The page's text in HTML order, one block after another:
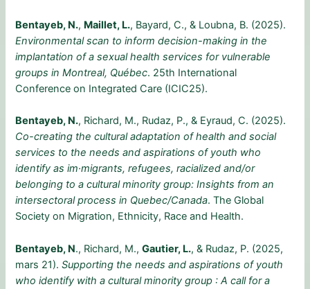
Bentayeb, N., Maillet, L., Bayard, C., & Loubna, B. (2025).
Environmental scan to inform decision-making in the
implantation of a sexual health services for vulnerable
groups in Montreal, Québec. 25th International
Conference on Integrated Care (ICIC25).
Bentayeb, N., Richard, M., Rudaz, P., & Eyraud, C. (2025).
Co-creating the cultural adaptation of health and social
services to the needs and aspirations of youth who
identify as im·migrants, refugees, racialized and/or
belonging to a cultural minority group: Insights from an
intersectoral process in Quebec/Canada. The Global
Society on Migration, Ethnicity, Race and Health.
Bentayeb, N., Richard, M.,Gautier, L., & Rudaz, P. (2025,
mars 21).Supporting the needs and aspirations of youth
who identify with a cultural minority group : A call for a